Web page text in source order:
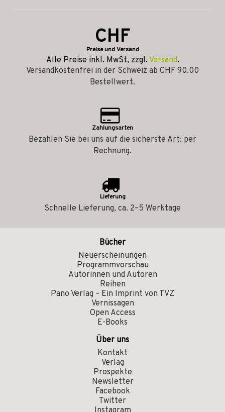
CHF
Preise und Versand
Alle Preise inkl. MwSt, zzgl. Versand.
Versandkostenfrei in der Schweiz ab CHF 90.00
Bestellwert.
Zahlungsarten
Bezahlen Sie bei uns auf die sicherste Art: per
Rechnung.
Lieferung
Schnelle Lieferung, ca. 2–5 Werktage
Bücher
Neuerscheinungen
Programmvorschau
Autorinnen und Autoren
Reihen
Pano Verlag – Ein Imprint von TVZ
Vernissagen
Open Access
E-Books
Über uns
Kontakt
Verlag
Prospekte
Newsletter
Facebook
Twitter